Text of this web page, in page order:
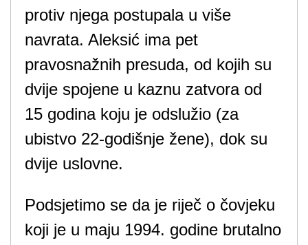
protiv njega postupala u više
navrata. Aleksić ima pet
pravosnažnih presuda, od kojih su
dvije spojene u kaznu zatvora od
15 godina koju je odslužio (za
ubistvo 22-godišnje žene), dok su
dvije uslovne.
Podsjetimo se da je riječ o čovjeku
koji je u maju 1994. godine brutalno